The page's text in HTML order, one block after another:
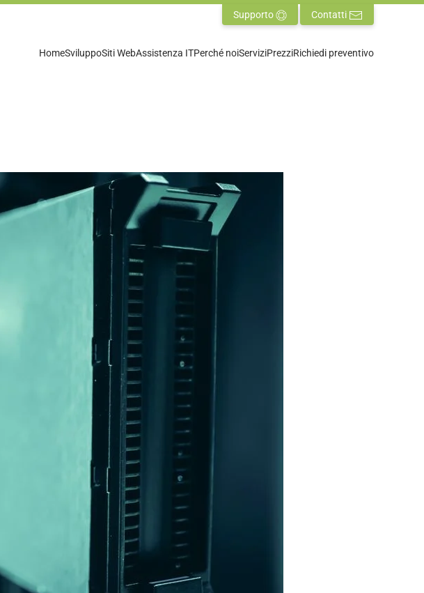
Supporto Contatti
HomeSviluppoSiti WebAssistenza ITPerché noiServiziPrezziRichiedi preventivo